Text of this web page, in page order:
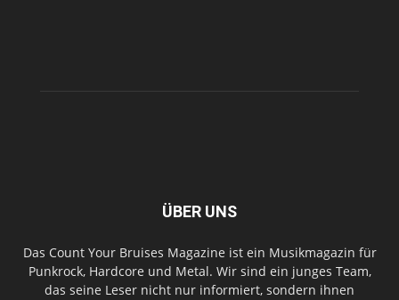
ÜBER UNS
Das Count Your Bruises Magazine ist ein Musikmagazin für
Punkrock, Hardcore und Metal. Wir sind ein junges Team,
das seine Leser nicht nur informiert, sondern ihnen